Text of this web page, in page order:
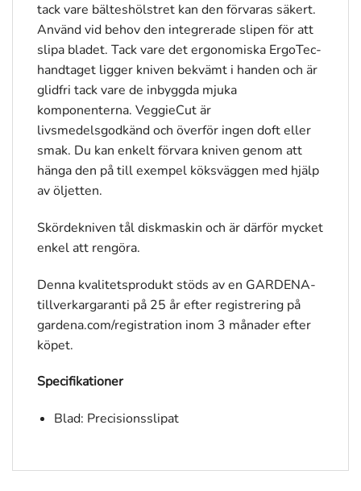
tack vare bälteshölstret kan den förvaras säkert.
Använd vid behov den integrerade slipen för att
slipa bladet. Tack vare det ergonomiska ErgoTec-
handtaget ligger kniven bekvämt i handen och är
glidfri tack vare de inbyggda mjuka
komponenterna. VeggieCut är
livsmedelsgodkänd och överför ingen doft eller
smak. Du kan enkelt förvara kniven genom att
hänga den på till exempel köksväggen med hjälp
av öljetten.
Skördekniven tål diskmaskin och är därför mycket
enkel att rengöra.
Denna kvalitetsprodukt stöds av en GARDENA-
tillverkargaranti på 25 år efter registrering på
gardena.com/registration inom 3 månader efter
köpet.
Specifikationer
Blad: Precisionsslipat